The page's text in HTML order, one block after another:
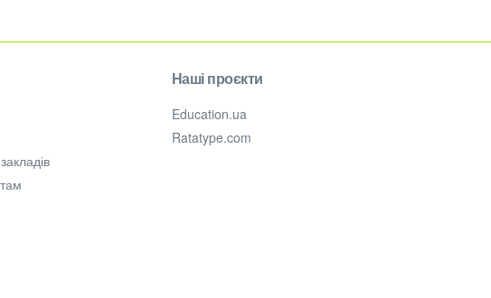
Наші проєкти
Education.ua
Ratatype.com